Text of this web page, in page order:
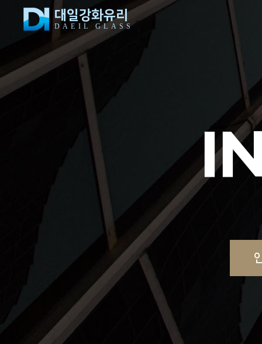
대일강화유리
DAEIL GLASS